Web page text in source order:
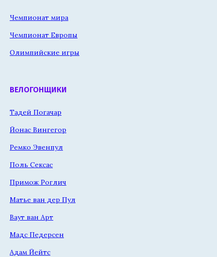
Чемпионат мира
Чемпионат Европы
Олимпийские игры
ВЕЛОГОНЩИКИ
Тадей Погачар
Йонас Вингегор
Ремко Эвенпул
Поль Сексас
Примож Роглич
Матье ван дер Пул
Ваут ван Арт
Мадс Педерсен
Адам Йейтс